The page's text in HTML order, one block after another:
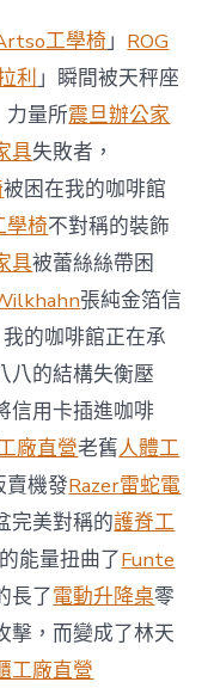
西
8
月
前
去
馬
國
與
柔
佛
J
億
嵐
辦
公
室
設
計
DT
踢
友
誼
賽〉
中
工學椅」 ROG
利」瞬間被天秤座
力量所震旦辦公家
具失敗者，
被困在我的咖啡館
學椅不對稱的裝飾
具被蕾絲絲帶困
張純金箔信
的咖啡館正在承
八的結構失衡壓
信用卡插進咖啡
廠直營老舊人體工
賣機發Razer雷蛇電
完美對稱的護脊工
能量扭曲了Funte
長了電動升降桌零
擊，而變成了林天
工廠直營